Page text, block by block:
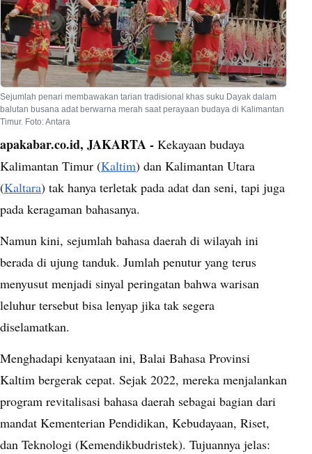
Sejumlah penari membawakan tarian tradisional khas suku Dayak dalam
balutan busana adat berwarna merah saat perayaan budaya di Kalimantan
Timur. Foto: Antara
apakabar.co.id, JAKARTA - Kekayaan budaya
Kalimantan Timur (Kaltim) dan Kalimantan Utara
(Kaltara) tak hanya terletak pada adat dan seni, tapi juga
pada keragaman bahasanya.
Namun kini, sejumlah bahasa daerah di wilayah ini
berada di ujung tanduk. Jumlah penutur yang terus
menyusut menjadi sinyal peringatan bahwa warisan
leluhur tersebut bisa lenyap jika tak segera
diselamatkan.
Menghadapi kenyataan ini, Balai Bahasa Provinsi
Kaltim bergerak cepat. Sejak 2022, mereka menjalankan
program revitalisasi bahasa daerah sebagai bagian dari
mandat Kementerian Pendidikan, Kebudayaan, Riset,
dan Teknologi (Kemendikbudristek). Tujuannya jelas: